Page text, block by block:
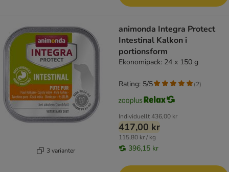
3 varianter
animonda Integra Protect
Intestinal Kalkon i
portionsform
Ekonomipack: 24 x 150 g
Individuellt436,00 kr
417,00 kr
115,80 kr / kg
396,15 kr
Rating: 5/5 (2)